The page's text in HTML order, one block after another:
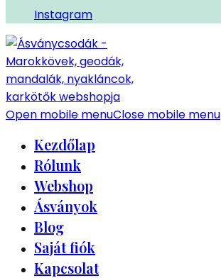
Instagram
Open mobile menuClose mobile menu
Kezdőlap
Rólunk
Webshop
Ásványok
Blog
Saját fiók
Kapcsolat